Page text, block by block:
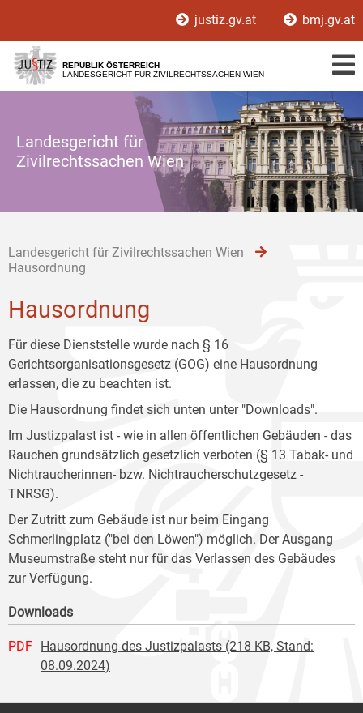
[1]
[2]
[3]
justiz.gv.at bmj.gv.at
REPUBLIK ÖSTERREICH
LANDESGERICHT FÜR ZIVILRECHTSSACHEN WIEN
Landesgericht für
Zivilrechtssachen Wien
Landesgericht für Zivilrechtssachen Wien
Hausordnung
Hausordnung
Für diese Dienststelle wurde nach § 16
Gerichtsorganisationsgesetz (GOG) eine Hausordnung
erlassen, die zu beachten ist.
Die Hausordnung findet sich unten unter "Downloads".
Im Justizpalast ist - wie in allen öffentlichen Gebäuden - das
Rauchen grundsätzlich gesetzlich verboten (§ 13 Tabak- und
Nichtraucherinnen- bzw. Nichtraucherschutzgesetz -
TNRSG).
Der Zutritt zum Gebäude ist nur beim Eingang
Schmerlingplatz ("bei den Löwen") möglich. Der Ausgang
Museumstraße steht nur für das Verlassen des Gebäudes
zur Verfügung.
Downloads
PDF
Hausordnung des Justizpalasts (218 KB, Stand:
08.09.2024)